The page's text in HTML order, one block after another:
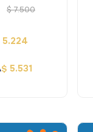
$7.500
5.224
$ 5.531